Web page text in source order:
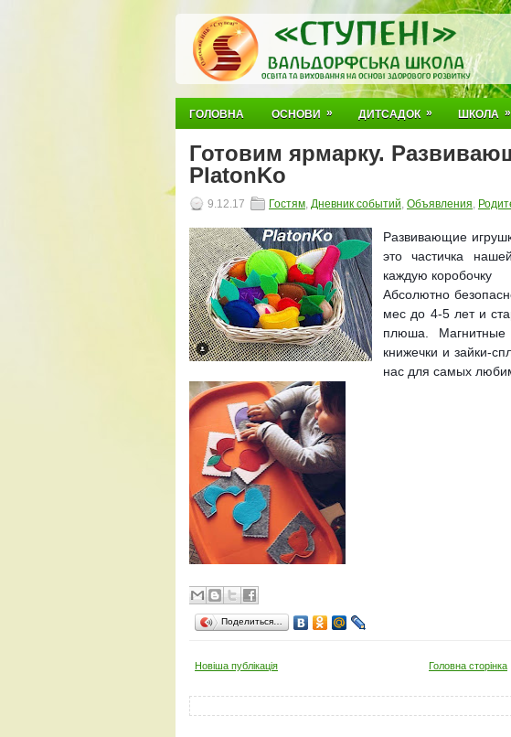
ГОЛОВНА ОСНОВИ » ДИТСАДОК » ШКОЛА »
Готовим ярмарку.
PlatonKo
9.12.17 Гостям, Дневник событий, Объявления,
Развивающие
это частичка
каждую коробочку
Абсолютно
мес до 4-5 лет и
плюша. Магнитные
книжечки и зайки-
нас для самых
Поделиться…
Новіша публікація Головна сторінка